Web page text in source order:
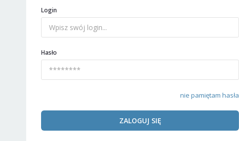
Login
Hasło
nie pamiętam hasła
ZALOGUJ SIĘ